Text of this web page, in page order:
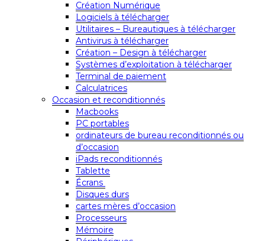
Création Numérique
Logiciels à télécharger
Utilitaires – Bureautiques à télécharger
Antivirus à télécharger
Création – Design à télécharger
Systèmes d’exploitation à télécharger
Terminal de paiement
Calculatrices
Occasion et reconditionnés
Macbooks
PC portables
ordinateurs de bureau reconditionnés ou
d’occasion
iPads reconditionnés
Tablette
Écrans
Disques durs
cartes mères d’occasion
Processeurs
Mémoire